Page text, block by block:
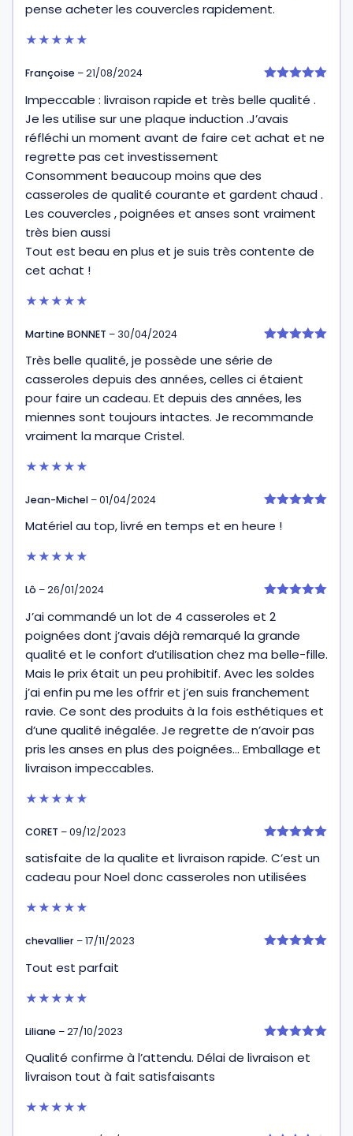
pense acheter les couvercles rapidement.
★★★★★
sur 5
Françoise –21/08/2024
Impeccable : livraison rapide et très belle qualité .
Je les utilise sur une plaque induction .J’avais
réfléchi un moment avant de faire cet achat et ne
regrette pas cet investissement
Consomment beaucoup moins que des
casseroles de qualité courante et gardent chaud .
Les couvercles , poignées et anses sont vraiment
très bien aussi
Tout est beau en plus et je suis très contente de
cet achat !
★★★★★
sur 5
Martine BONNET – 30/04/2024
Très belle qualité, je possède une série de
casseroles depuis des années, celles ci étaient
pour faire un cadeau. Et depuis des années, les
miennes sont toujours intactes. Je recommande
vraiment la marque Cristel.
★★★★★
sur 5
Jean-Michel –01/04/2024
Matériel au top, livré en temps et en heure !
★★★★★
sur 5
Lô –26/01/2024
J’ai commandé un lot de 4 casseroles et 2
poignées dont j’avais déjà remarqué la grande
qualité et le confort d’utilisation chez ma belle-fille.
Mais le prix était un peu prohibitif. Avec les soldes
j’ai enfin pu me les offrir et j’en suis franchement
ravie. Ce sont des produits à la fois esthétiques et
d’une qualité inégalée. Je regrette de n’avoir pas
pris les anses en plus des poignées… Emballage et
livraison impeccables.
★★★★★
sur 5
CORET –09/12/2023
satisfaite de la qualite et livraison rapide. C’est un
cadeau pour Noel donc casseroles non utilisées
★★★★★
chevallier –17/11/2023
Tout est parfait
★★★★★
sur 5
Liliane –27/10/2023
Qualité confirme à l’attendu. Délai de livraison et
livraison tout à fait satisfaisants
★★★★★